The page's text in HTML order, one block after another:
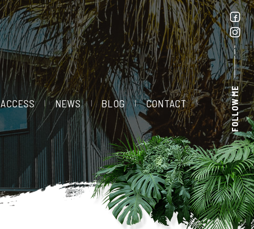
FOLLOW ME
ACCESS NEWS BLOG CONTACT